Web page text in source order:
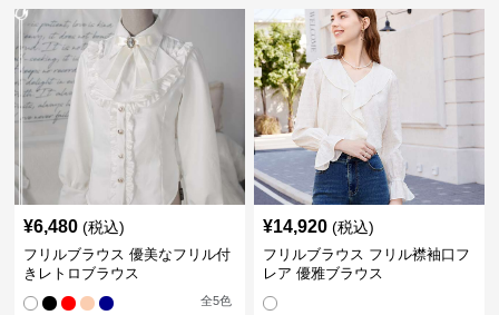
¥6,480 (税込)
フリルブラウス 優美なフリル付
きレトロブラウス
全5色
¥14,920 (税込)
フリルブラウス フリル襟袖口フ
レア 優雅ブラウス